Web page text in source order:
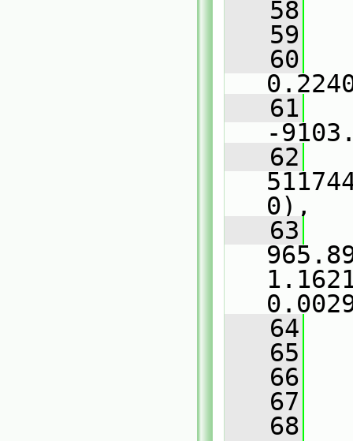
   58
   59
   60
   61
-
   62
0),
   63
   64
   65
   66
   67
   68